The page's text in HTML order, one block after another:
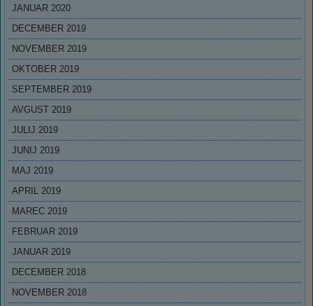
JANUAR 2020
DECEMBER 2019
NOVEMBER 2019
OKTOBER 2019
SEPTEMBER 2019
AVGUST 2019
JULIJ 2019
JUNIJ 2019
MAJ 2019
APRIL 2019
MAREC 2019
FEBRUAR 2019
JANUAR 2019
DECEMBER 2018
NOVEMBER 2018